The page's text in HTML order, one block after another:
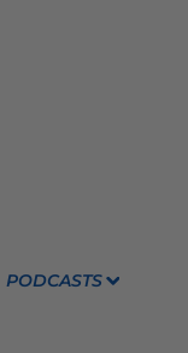
PODCASTS